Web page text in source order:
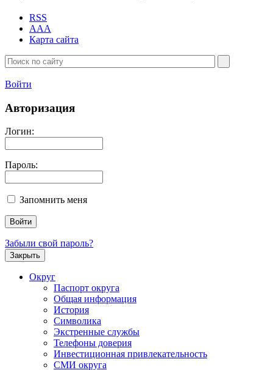
RSS
AAA
Карта сайта
Войти
Авторизация
Логин:
Пароль:
Запомнить меня
Забыли свой пароль?
Закрыть
Округ
Паспорт округа
Общая информация
История
Символика
Экстренные службы
Телефоны доверия
Инвестиционная привлекательность
СМИ округа